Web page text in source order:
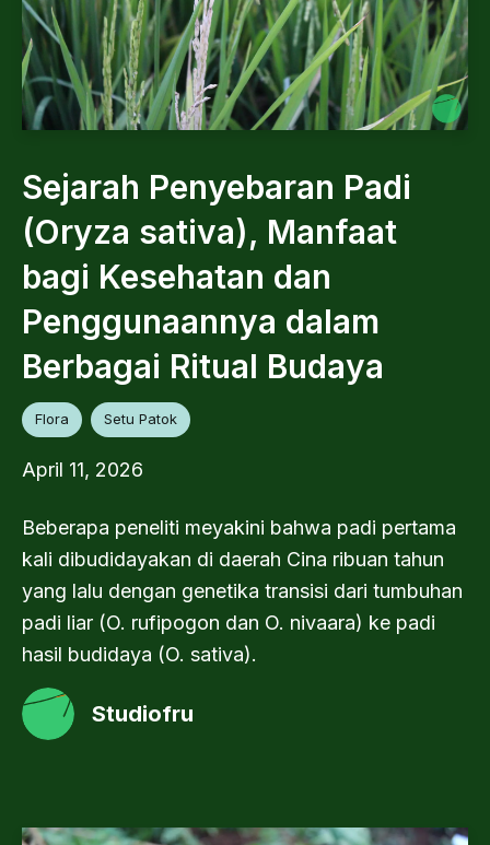
Sejarah Penyebaran Padi
(Oryza sativa), Manfaat
bagi Kesehatan dan
Penggunaannya dalam
Berbagai Ritual Budaya
Flora Setu Patok
April 11, 2026
Beberapa peneliti meyakini bahwa padi pertama
kali dibudidayakan di daerah Cina ribuan tahun
yang lalu dengan genetika transisi dari tumbuhan
padi liar (O. rufipogon dan O. nivaara) ke padi
hasil budidaya (O. sativa).
Studiofru